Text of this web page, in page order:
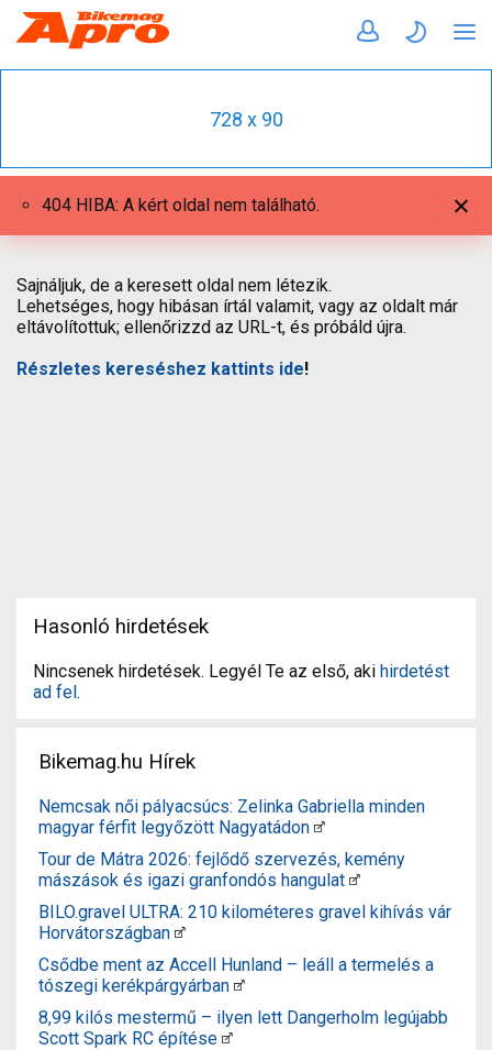
728 x 90
404 HIBA: A kért oldal nem található.
Sajnáljuk, de a keresett oldal nem létezik.
Lehetséges, hogy hibásan írtál valamit, vagy az oldalt már
eltávolítottuk; ellenőrizzd az URL-t, és próbáld újra.
Részletes kereséshez kattints ide!
Hasonló hirdetések
Nincsenek hirdetések. Legyél Te az első, aki hirdetést
ad fel.
Bikemag.hu Hírek
Nemcsak női pályacsúcs: Zelinka Gabriella minden
magyar férfit legyőzött Nagyatádon
Tour de Mátra 2026: fejlődő szervezés, kemény
mászások és igazi granfondós hangulat
BILO.gravel ULTRA: 210 kilométeres gravel kihívás vár
Horvátországban
Csődbe ment az Accell Hunland – leáll a termelés a
tószegi kerékpárgyárban
8,99 kilós mestermű – ilyen lett Dangerholm legújabb
Scott Spark RC építése